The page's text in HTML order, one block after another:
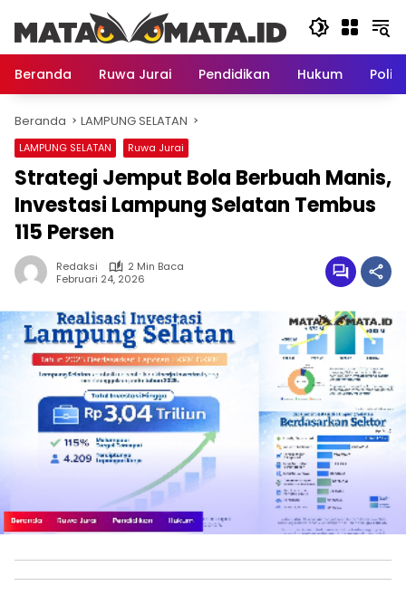
konten
Beranda
Ruwa Jurai Pendidikan Hukum
Beranda LAMPUNG SELATAN
LAMPUNG SELATAN Ruwa Jurai
Strategi Jemput Bola Berbuah Manis,
Investasi Lampung Selatan Tembus
115 Persen
Redaksi
2 Min Baca
Februari 24, 2026